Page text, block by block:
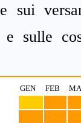
sui
sulle
GEN FEB